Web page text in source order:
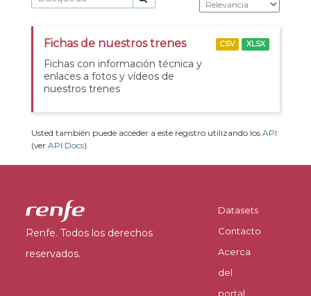
Fichas de nuestros trenes
Fichas con información técnica y
enlaces a fotos y vídeos de
nuestros trenes
CSV XLSX
Usted también puede acceder a este registro utilizando los API
(ver API Docs).
Renfe. Todos los derechos
reservados.
Datasets
Contacto
Acerca
del
portal